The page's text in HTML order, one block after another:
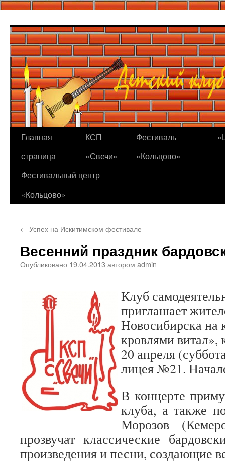
содержимому
Главная
страница
КСП
«Свечи»
Фестиваль
«Кольцово»
Фестивальный центр
«Кольцово»
← Успех на Искитимском фестивале
Весенний праздник
Опубликовано 19.04.2013 автором admin
Клуб
приглашает
Новосибирска на
кровлями витал»,
20 апреля
лицея №21.
В концерте
клуба, а также
Морозов
прозвучат классические
произведения и песни, создающие